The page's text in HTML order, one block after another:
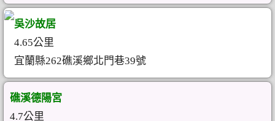
吳沙故居
4.65公里
宜蘭縣262礁溪鄉北門巷39號
礁溪德陽宮
4.7公里